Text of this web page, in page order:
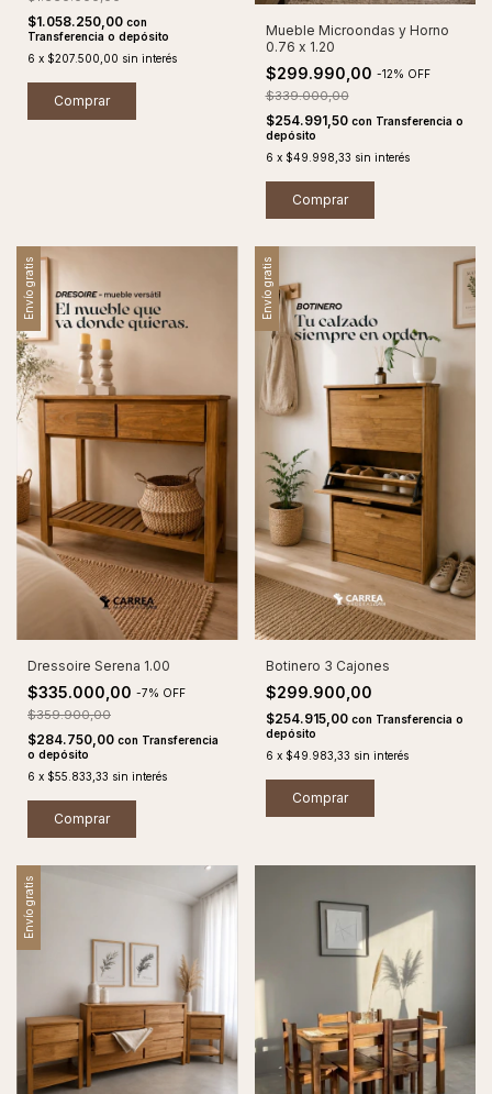
$1.058.250,00 con
Transferencia o depósito
6 x $207.500,00 sin interés
Comprar
Mueble Microondas y Horno
0.76 x 1.20
$299.990,00 -12% OFF
$339.000,00
$254.991,50 con Transferencia o
depósito
6 x $49.998,33 sin interés
Comprar
Envío gratis
Dressoire Serena 1.00
$335.000,00 -7% OFF
$359.900,00
$284.750,00 con Transferencia
o depósito
6 x $55.833,33 sin interés
Comprar
Envío gratis
Botinero 3 Cajones
$299.900,00
$254.915,00 con Transferencia o
depósito
6 x $49.983,33 sin interés
Comprar
Envío gratis